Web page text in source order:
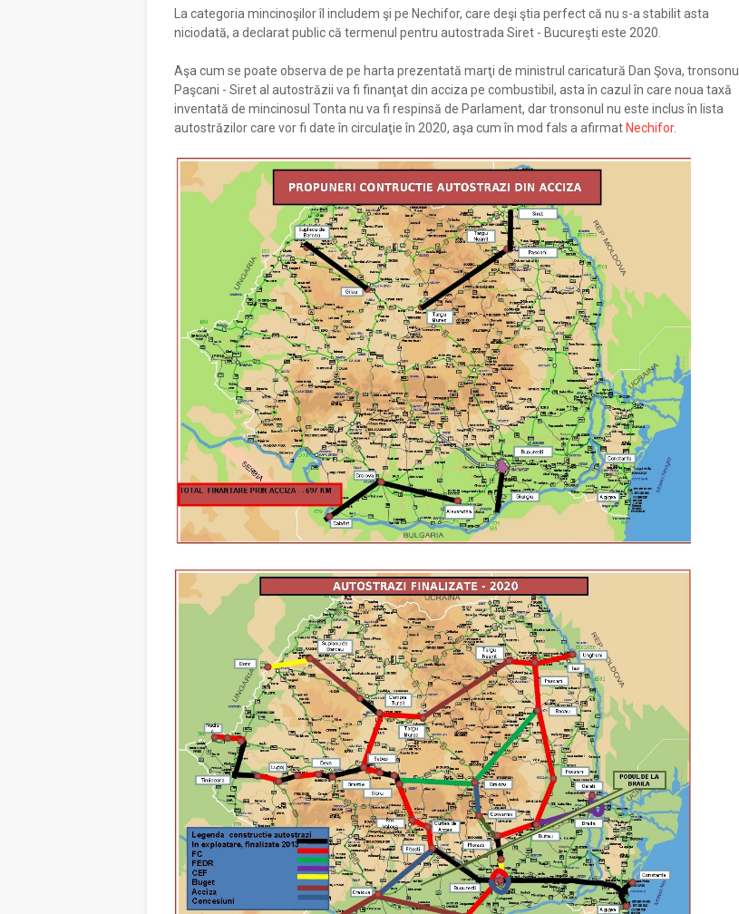
La categoria mincinoşilor îl includem şi pe Nechifor, care deşi ştia perfect că nu s-a stabilit asta
niciodată, a declarat public că termenul pentru autostrada Siret - Bucureşti este 2020.
Aşa cum se poate observa de pe harta prezentată marţi de ministrul caricatură Dan Şova, tronsonul
Paşcani - Siret al autostrăzii va fi finanţat din acciza pe combustibil, asta în cazul în care noua taxă
inventată de mincinosul Tonta nu va fi respinsă de Parlament, dar tronsonul nu este inclus în lista
autostrăzilor care vor fi date în circulaţie în 2020, aşa cum în mod fals a afirmat Nechifor.